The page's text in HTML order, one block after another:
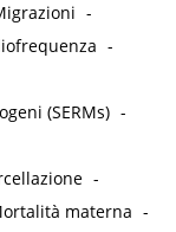
-
-
(SERMs) -
-
materna -